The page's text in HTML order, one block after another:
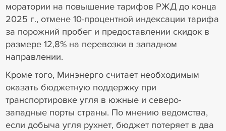
моратории на повышение тарифов РЖД до конца
2025 г., отмене 10-процентной индексации тарифа
за порожний пробег и предоставлении скидок в
размере 12,8% на перевозки в западном
направлении.
Кроме того, Минэнерго считает необходимым
оказать бюджетную поддержку при
транспортировке угля в южные и северо-
западные порты страны. По мнению ведомства,
если добыча угля рухнет, бюджет потеряет в два